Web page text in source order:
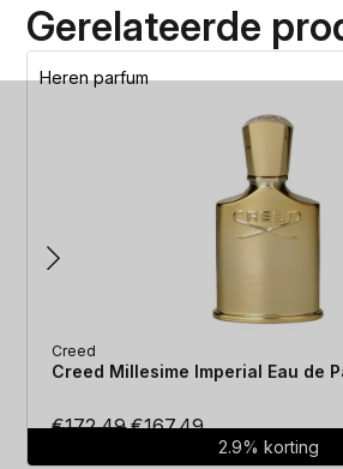
Gerelateerde
Heren parfum
Creed
Creed Millesime Imperial Eau de
€172.49Oorspronkelijke
€167.49Huidige
prijs
2.9% korting